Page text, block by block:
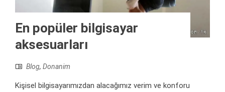
En popüler bilgisayar
aksesuarları
Blog, Donanim
Kişisel bilgisayarımızdan alacağımız verim ve konforu